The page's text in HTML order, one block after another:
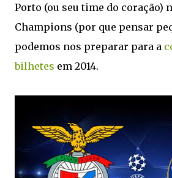
Porto (ou seu time do coração)
Champions (por que pensar
podemos nos preparar para a
bilhetes em 2014.